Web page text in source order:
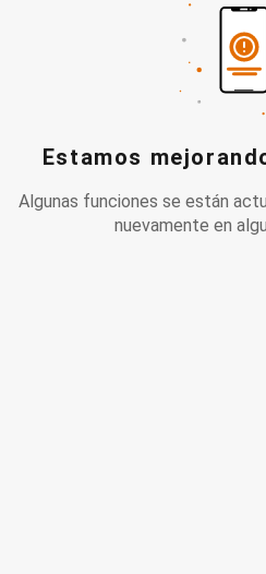
Estamos
Algunas funciones se están
nuevamente en